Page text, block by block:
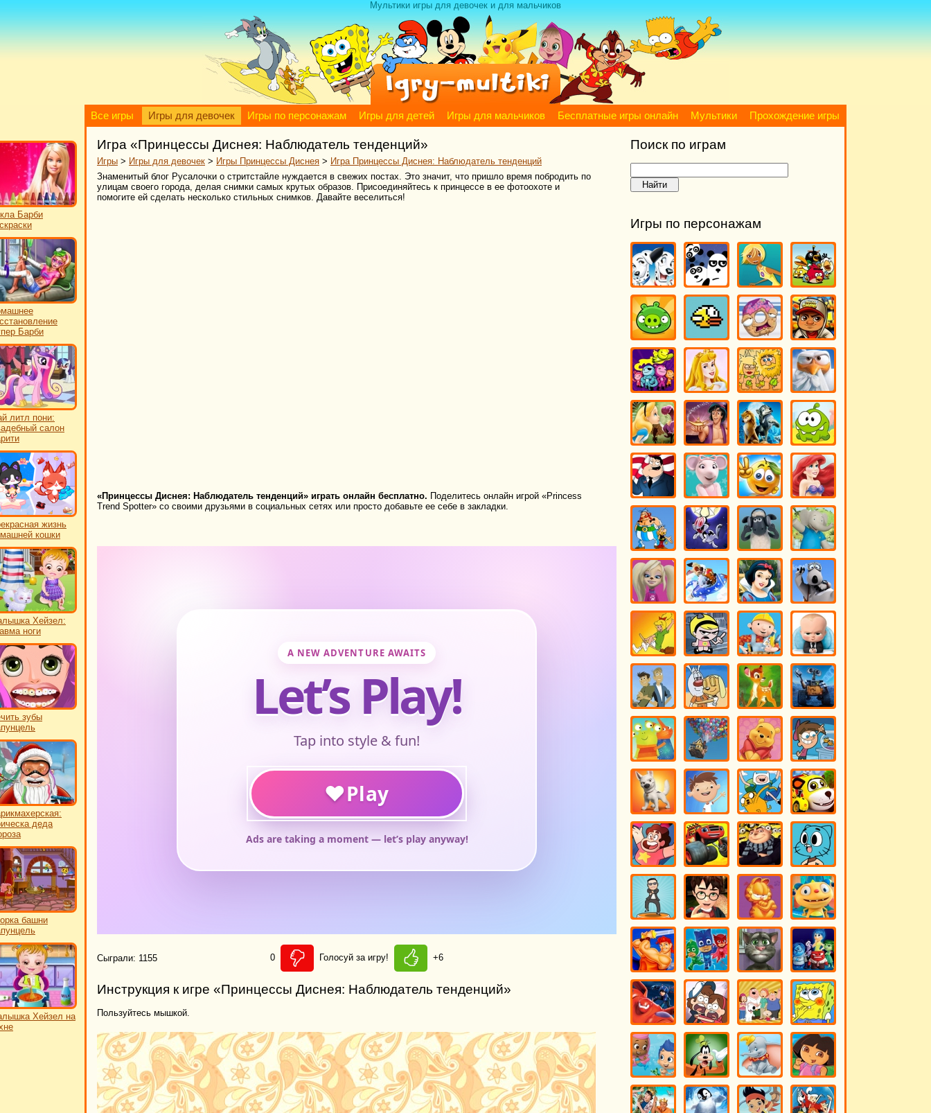
Мультики игры для девочек и для мальчиков
Все игры Игры для девочек Игры по персонажам Игры для детей Игры для мальчиков Бесплатные игры онлайн Мультики Прохождение игры
Барби
Барби
литл пони:
салон
жизнь
кошки
Хейзел:
ноги
зубы
деда
башни
Хейзел на
Игра «Принцессы Диснея: Наблюдатель тенденций»
Игры > Игры для девочек > Игры Принцессы Диснея > Игра Принцессы Диснея: Наблюдатель тенденций
Знаменитый блог Русалочки о стритстайле нуждается в свежих постах. Это значит, что пришло время побродить по
улицам своего города, делая снимки самых крутых образов. Присоединяйтесь к принцессе в ее фотоохоте и
помогите ей сделать несколько стильных снимков. Давайте веселиться!
«Принцессы Диснея: Наблюдатель тенденций» играть онлайн бесплатно. Поделитесь онлайн игрой «Princess
Trend Spotter» со своими друзьями в социальных сетях или просто добавьте ее себе в закладки.
Сыграли: 1155 0 Голосуй за игру! +6
Инструкция к игре «Принцессы Диснея: Наблюдатель тенденций»
Пользуйтесь мышкой.
Поиск по играм
Игры по персонажам